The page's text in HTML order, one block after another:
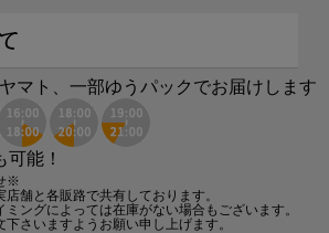
マト、一部ゆうパックでお届けします
可能！
※
舗と各販路で共有しております。
ングによっては在庫がない場合もございます。
さいますようお願い申し上げます。